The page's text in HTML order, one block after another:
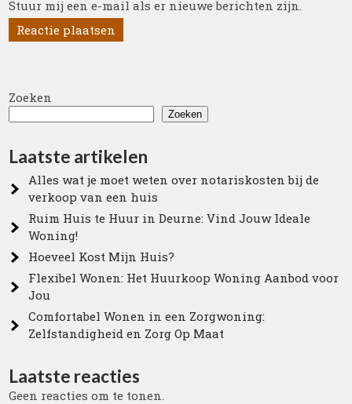
Stuur mij een e-mail als er nieuwe berichten zijn.
Zoeken
Zoeken
Laatste artikelen
Alles wat je moet weten over notariskosten bij de
verkoop van een huis
Ruim Huis te Huur in Deurne: Vind Jouw Ideale
Woning!
Hoeveel Kost Mijn Huis?
Flexibel Wonen: Het Huurkoop Woning Aanbod voor
Jou
Comfortabel Wonen in een Zorgwoning:
Zelfstandigheid en Zorg Op Maat
Laatste reacties
Geen reacties om te tonen.